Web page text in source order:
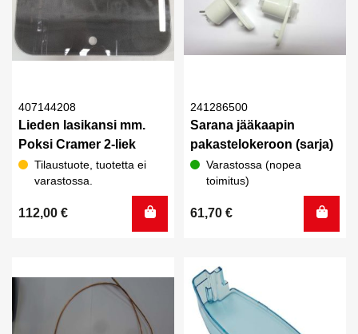
407144208
Lieden lasikansi mm.
Poksi Cramer 2-liek
Tilaustuote, tuotetta ei
varastossa.
112,00 €
241286500
Sarana jääkaapin
pakastelokeroon (sarja)
Varastossa (nopea
toimitus)
61,70 €